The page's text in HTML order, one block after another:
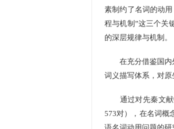
素制约了名词的动
程与机制”这三个关
的深层规律与机制。
在充分借鉴国内外
词义描写体系，对
通过对先秦文献中
573对），在名词概